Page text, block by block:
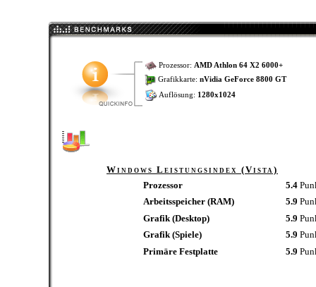
Prozessor: AMD Athlon 64 X2 6000+
Grafikkarte: nVidia GeForce 8800 GT
Auflösung: 1280x1024
Windows Leistungsindex (Vista)
Prozessor
5.4
Arbeitsspeicher (RAM)
5.9
Grafik (Desktop)
5.9
Grafik (Spiele)
5.9
Primäre Festplatte
5.9